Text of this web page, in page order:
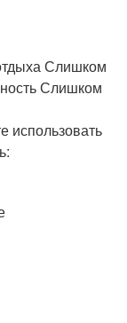
Слишком
Слишком
использовать